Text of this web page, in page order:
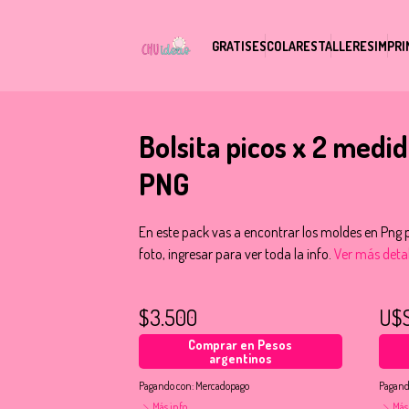
GRATISESCOLARESTALLERES
Bolsita picos x 2
PNG
En este pack vas a encontrar los moldes en Png
foto, ingresar para ver toda la info.Ver más
$3.500
Comprar en Pesos
argentinos
Pagando con: Mercadopago